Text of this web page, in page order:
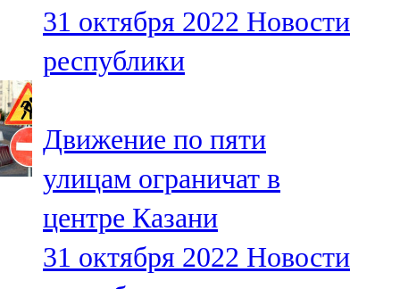
Яңа чишмә
107,0 FM
105,5 FM
31 октября 2022 Новости
республики
Движение по пяти
улицам ограничат в
центре Казани
31 октября 2022 Новости